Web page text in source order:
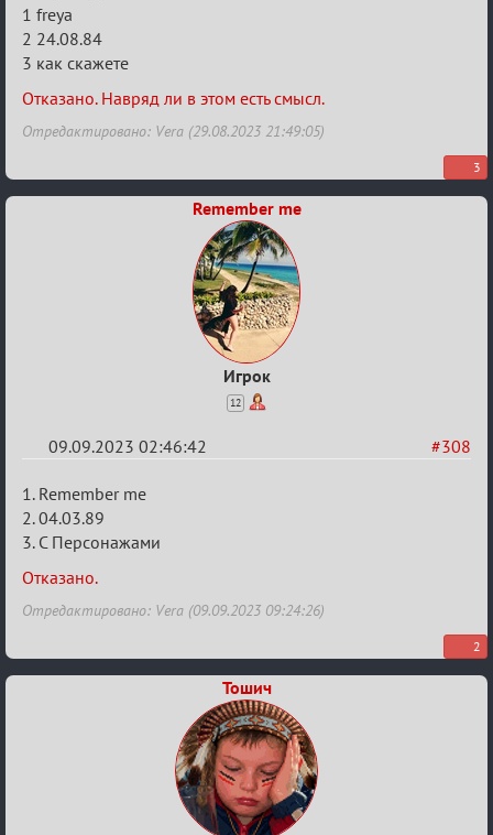
Заявки
в
Авторитеты²
1 freya
2 24.08.84
3 как скажете
Отказано. Навряд ли в этом есть смысл.
Отредактировано: Vera (29.08.2023 21:49:05)
3
Remember me
Игрок
12
#308
09.09.2023 02:46:42
Re:
Заявки
в
Авторитеты²
1. Remember me
2. 04.03.89
3. С Персонажами
Отказано.
Отредактировано: Vera (09.09.2023 09:24:26)
2
Тошич